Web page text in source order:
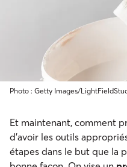
Photo : Getty Images/
Et maintenant, comment
d’avoir les outils
étapes dans le but que la